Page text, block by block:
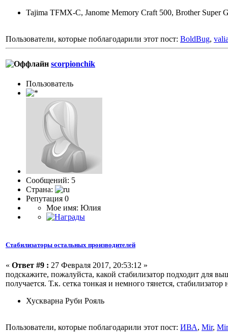
Tajima TFMX-C, Janome Memory Craft 500, Brother Super
Пользователи, которые поблагодарили этот пост: BoldBug,
scorpionchik
Пользователь
Сообщений: 5
Страна:
Репутация 0
Мое имя: Юлия
Стабилизаторы остальных производителей
« Ответ #9 : 27 Февраля 2017, 20:53:12 »
подскажите, пожалуйста, какой стабилизатор подходит для
получается. Т.к. сетка тонкая и немного тянется,
Хускварна Руби Рояль
Пользователи, которые поблагодарили этот пост: ИВА, Mir,